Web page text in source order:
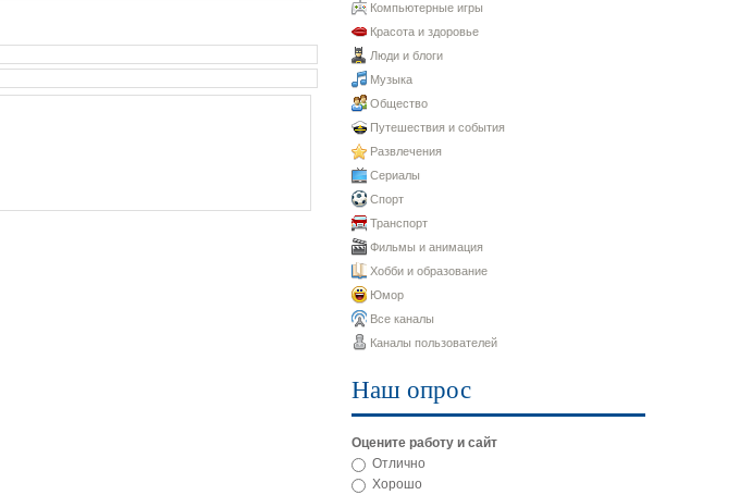
Компьютерные игры
Красота и здоровье
Люди и блоги
Музыка
Общество
Путешествия и события
Развлечения
Сериалы
Спорт
Транспорт
Фильмы и анимация
Хобби и образование
Юмор
Все каналы
Каналы пользователей
Наш опрос
Оцените работу и сайт
Отлично
Хорошо